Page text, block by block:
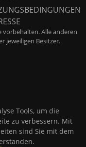
vorbehalten. Alle anderen
jeweiligen Besitzer.
Tools, um die
zu verbessern. Mit
sind Sie mit dem